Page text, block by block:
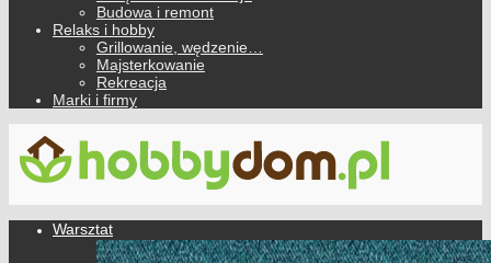
Budowa i remont
Relaks i hobby
Grillowanie, wędzenie…
Majsterkowanie
Rekreacja
Marki i firmy
Warsztat